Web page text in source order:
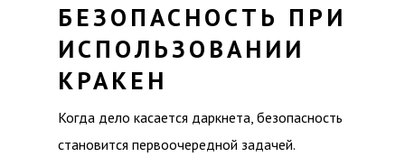
БЕЗОПАСНОСТЬ ПРИ
ИСПОЛЬЗОВАНИИ
КРАКЕН
Когда дело касается даркнета, безопасность
становится первоочередной задачей.